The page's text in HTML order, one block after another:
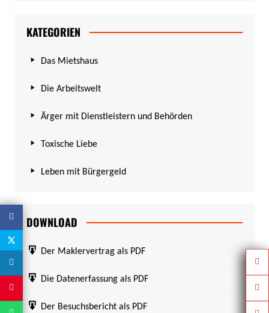
KATEGORIEN
Das Mietshaus
Die Arbeitswelt
Ärger mit Dienstleistern und Behörden
Toxische Liebe
Leben mit Bürgergeld
DOWNLOAD
Der Maklervertrag als PDF
Die Datenerfassung als PDF
Der Besuchsbericht als PDF